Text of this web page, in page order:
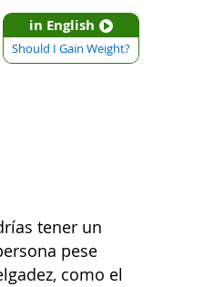
in English
Should I Gain Weight?
tener un
pese
como el